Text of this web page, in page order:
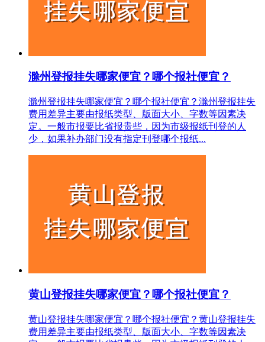
滁州登报挂失哪家便宜？哪个报社便宜？
滁州登报挂失哪家便宜？哪个报社便宜？滁州登报挂失
费用差异主要由报纸类型、版面大小、字数等因素决
定。一般市报要比省报贵些，因为市级报纸刊登的人
少，如果补办部门没有指定刊登哪个报纸...
黄山登报挂失哪家便宜？哪个报社便宜？
黄山登报挂失哪家便宜？哪个报社便宜？黄山登报挂失
费用差异主要由报纸类型、版面大小、字数等因素决